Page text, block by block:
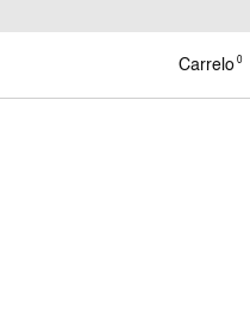
Carrelo 0